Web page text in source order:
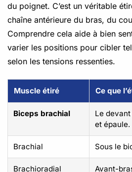
du poignet. C’est un véritable
chaîne antérieure du bras, du
Comprendre cela aide à bien
varier les positions pour cibler
selon les tensions ressenties.
Muscle étiré Ce que
Biceps brachial
Le
et épaule.
Brachial Sous le
Brachioradial
Avant-